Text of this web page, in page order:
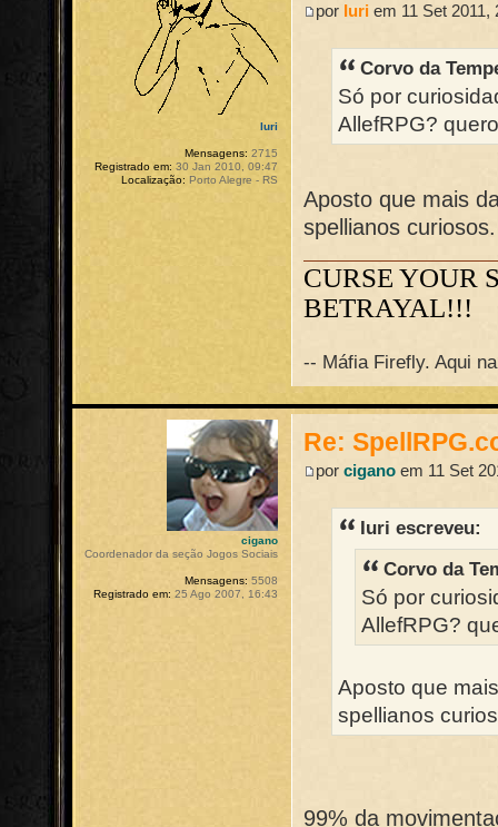
por Iuri em 11 Set 2011,
Corvo da
Só por
AllefRPG?
Aposto que mais
spellianos curiosos.
CURSE YOUR
BETRAYAL!!!
-- Máfia Firefly. Aqui
Iuri
Mensagens: 2715
Registrado em: 30 Jan 2010, 09:47
Localização: Porto Alegre - RS
Re:
porcigano em 11 Set
Iuri escreveu:
Corvo da
Só por
AllefRPG?
Aposto que
spellianos
99% da
cigano
Coordenador da seção Jogos Sociais
Mensagens: 5508
Registrado em: 25 Ago 2007, 16:43